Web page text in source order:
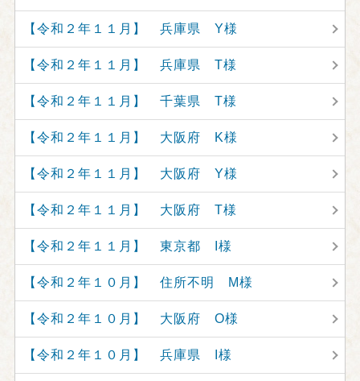
【令和２年１１月】 兵庫県 Y様
【令和２年１１月】 兵庫県 T様
【令和２年１１月】 千葉県 T様
【令和２年１１月】 大阪府 K様
【令和２年１１月】 大阪府 Y様
【令和２年１１月】 大阪府 T様
【令和２年１１月】 東京都 I様
【令和２年１０月】 住所不明 M様
【令和２年１０月】 大阪府 O様
【令和２年１０月】 兵庫県 I様